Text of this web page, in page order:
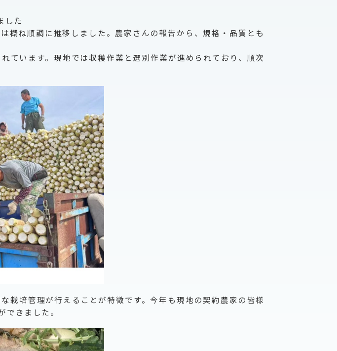
した
概ね順調に推移しました。農家さんの報告から、規格・品質とも
ています。現地では収穫作業と選別作業が進められており、順次
栽培管理が行えることが特徴です。今年も現地の契約農家の皆様
きました。